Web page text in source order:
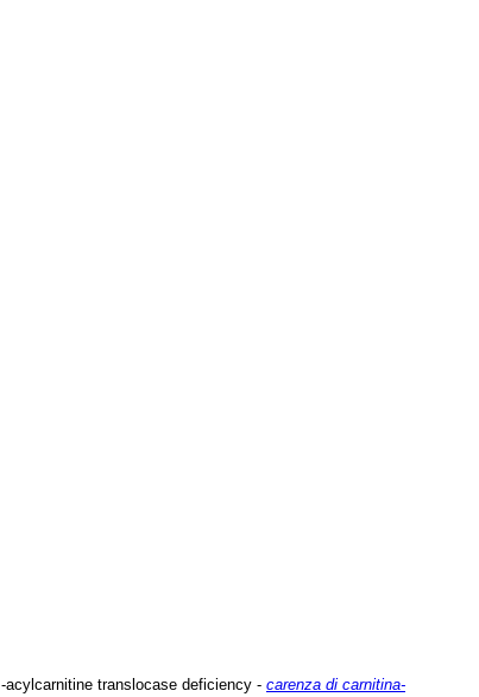
-acylcarnitine translocase deficiency - carenza di carnitina-